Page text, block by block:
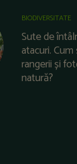
BIODIVERSITATE
Sute de
atacuri.
rangerii și
natură?